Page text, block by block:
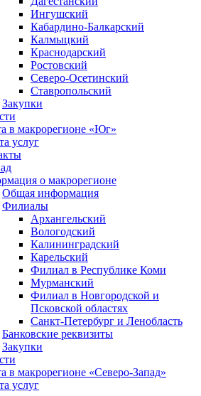
Ингушский
Кабардино-Балкарский
Калмыцкий
Краснодарский
Ростовский
Северо-Осетинский
Ставропольский
Закупки
в макрорегионе «Юг»
услуг
о макрорегионе
Общая информация
Филиалы
Архангельский
Вологодский
Калининградский
Карельский
Филиал в Республике Коми
Мурманский
Филиал в Новгородской и
Псковской областях
Санкт-Петербург и Ленобласть
Банковские реквизиты
Закупки
в макрорегионе «Северо-Запад»
услуг